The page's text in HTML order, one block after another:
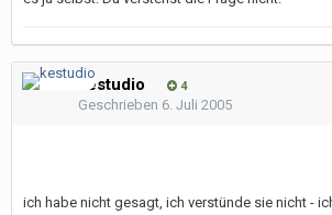
kestudio 4
Geschrieben 6. Juli 2005
ich habe nicht gesagt, ich verstünde sie nicht -